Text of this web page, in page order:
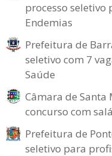
processo seletivo
Endemias
Prefeitura de
seletivo com 7
Saúde
Câmara de
concurso com
Prefeitura de
seletivo para